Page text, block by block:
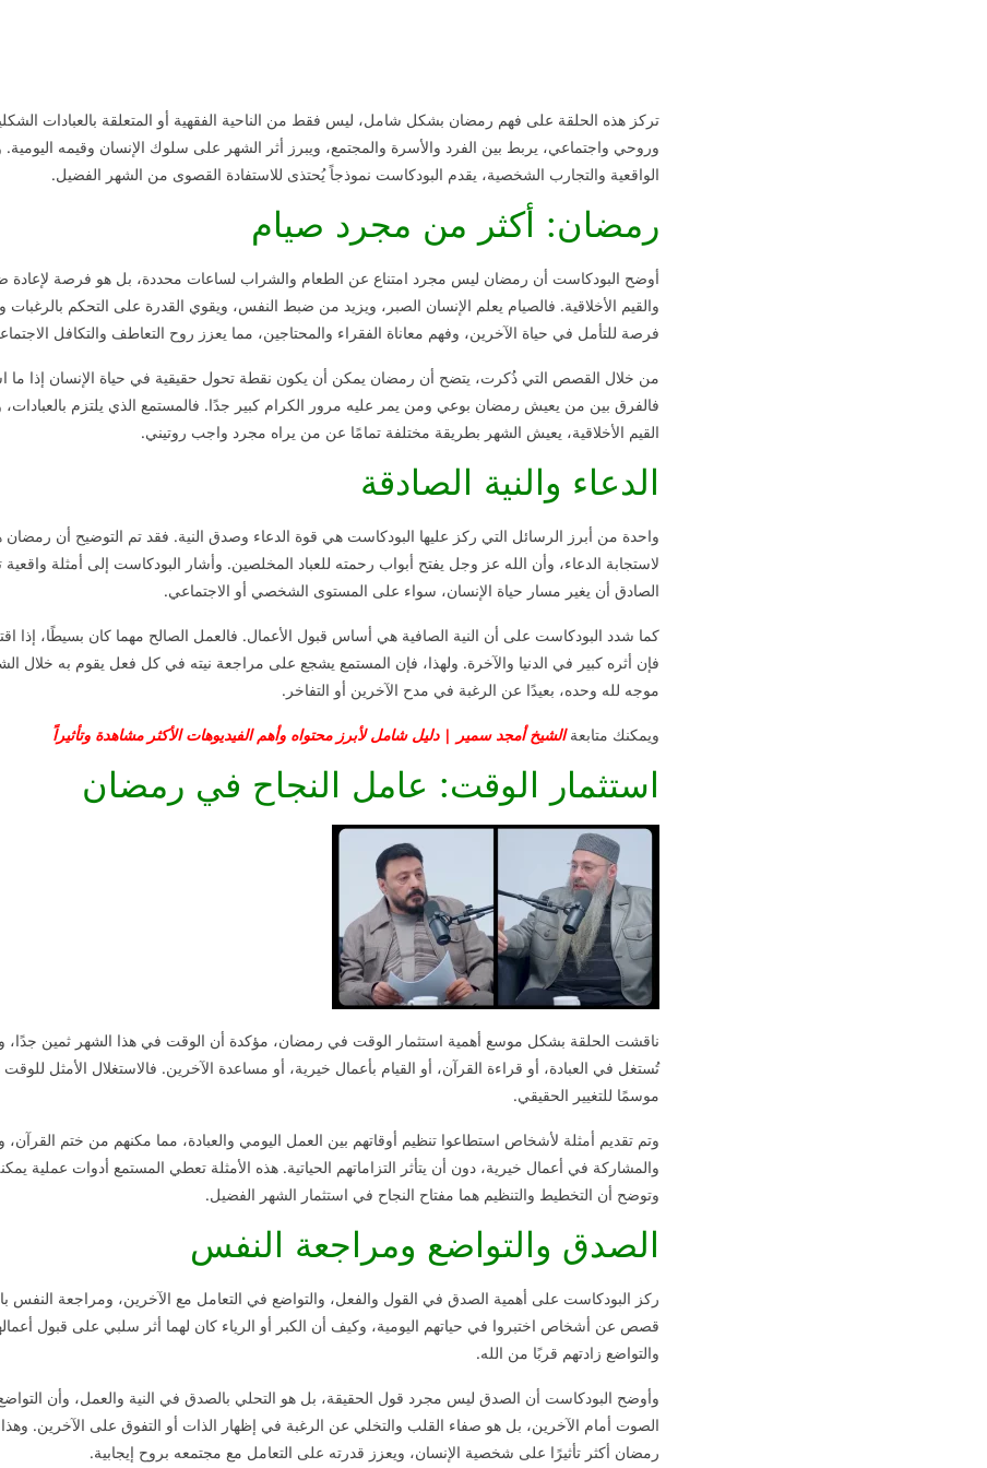
تركز هذه الحلقة على فهم رمضان بشكل شامل، ليس فقط من الناحية الفقهية أو المتعلقة بالعبادات
وروحي واجتماعي، يربط بين الفرد والأسرة والمجتمع، ويبرز أثر الشهر على سلوك الإنسان وقيمه
الواقعية والتجارب الشخصية، يقدم البودكاست نموذجاً يُحتذى للاستفادة القصوى من الشهر الفضيل.
رمضان: أكثر من مجرد صيام
أوضح البودكاست أن رمضان ليس مجرد امتناع عن الطعام والشراب لساعات محددة، بل هو فرصة لإعادة
والقيم الأخلاقية. فالصيام يعلم الإنسان الصبر، ويزيد من ضبط النفس، ويقوي القدرة على التحكم بالرغبات
فرصة للتأمل في حياة الآخرين، وفهم معاناة الفقراء والمحتاجين، مما يعزز روح التعاطف والتكافل
من خلال القصص التي ذُكرت، يتضح أن رمضان يمكن أن يكون نقطة تحول حقيقية في حياة الإنسان إذا
فالفرق بين من يعيش رمضان بوعي ومن يمر عليه مرور الكرام كبير جدًا. فالمستمع الذي يلتزم
القيم الأخلاقية، يعيش الشهر بطريقة مختلفة تمامًا عن من يراه مجرد واجب روتيني.
الدعاء والنية الصادقة
واحدة من أبرز الرسائل التي ركز عليها البودكاست هي قوة الدعاء وصدق النية. فقد تم التوضيح أن
لاستجابة الدعاء، وأن الله عز وجل يفتح أبواب رحمته للعباد المخلصين. وأشار البودكاست إلى أمثلة
الصادق أن يغير مسار حياة الإنسان، سواء على المستوى الشخصي أو الاجتماعي.
كما شدد البودكاست على أن النية الصافية هي أساس قبول الأعمال. فالعمل الصالح مهما كان بسيطًا، إذا
فإن أثره كبير في الدنيا والآخرة. ولهذا، فإن المستمع يشجع على مراجعة نيته في كل فعل يقوم به خلال
موجه لله وحده، بعيدًا عن الرغبة في مدح الآخرين أو التفاخر.
ويمكنك متابعةالشيخ أمجد سمير | دليل شامل لأبرز محتواه وأهم الفيديوهات الأكثر مشاهدة وتأثيراً
استثمار الوقت: عامل النجاح في رمضان
ناقشت الحلقة بشكل موسع أهمية استثمار الوقت في رمضان، مؤكدة أن الوقت في هذا الشهر ثمين
تُستغل في العبادة، أو قراءة القرآن، أو القيام بأعمال خيرية، أو مساعدة الآخرين. فالاستغلال الأمثل
موسمًا للتغيير الحقيقي.
وتم تقديم أمثلة لأشخاص استطاعوا تنظيم أوقاتهم بين العمل اليومي والعبادة، مما مكنهم من ختم القرآن،
والمشاركة في أعمال خيرية، دون أن يتأثر التزاماتهم الحياتية. هذه الأمثلة تعطي المستمع أدوات عملية
وتوضح أن التخطيط والتنظيم هما مفتاح النجاح في استثمار الشهر الفضيل.
الصدق والتواضع ومراجعة النفس
ركز البودكاست على أهمية الصدق في القول والفعل، والتواضع في التعامل مع الآخرين، ومراجعة النفس
قصص عن أشخاص اختبروا في حياتهم اليومية، وكيف أن الكبر أو الرياء كان لهما أثر سلبي على قبول
والتواضع زادتهم قربًا من الله.
وأوضح البودكاست أن الصدق ليس مجرد قول الحقيقة، بل هو التحلي بالصدق في النية والعمل، وأن
الصوت أمام الآخرين، بل هو صفاء القلب والتخلي عن الرغبة في إظهار الذات أو التفوق على الآخرين.
رمضان أكثر تأثيرًا على شخصية الإنسان، ويعزز قدرته على التعامل مع مجتمعه بروح إيجابية.